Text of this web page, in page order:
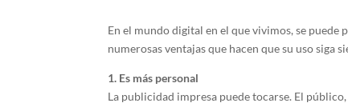
En el mundo digital en el que vivimos, se puede
numerosas ventajas que hacen que su uso siga
1. Es más personal
La publicidad impresa puede tocarse. El